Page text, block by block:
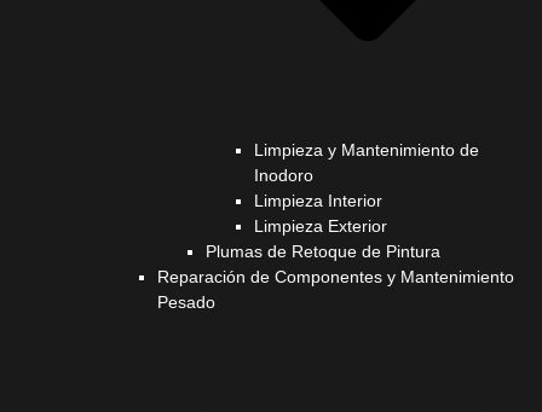
Limpieza y Mantenimiento de
Inodoro
Limpieza Interior
Limpieza Exterior
Plumas de Retoque de Pintura
Reparación de Componentes y Mantenimiento
Pesado